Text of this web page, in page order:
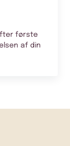
første
af din